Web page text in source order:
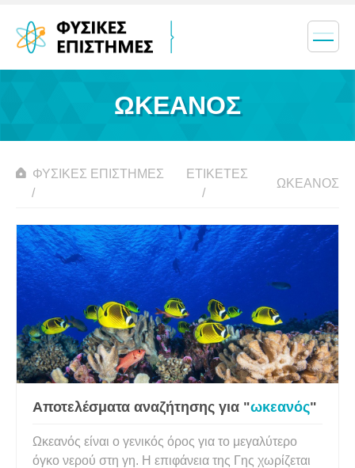
ΩΚΕΑΝΌΣ
ΦΥΣΙΚΈΣ ΕΠΙΣΤΉΜΕΣ ΕΤΙΚΈΤΕΣ
ΩΚΕΑΝΌΣ
Αποτελέσματα αναζήτησης για "ωκεανός"
Ωκεανός είναι ο γενικός όρος για το μεγαλύτερο
όγκο νερού στη γη. Η επιφάνεια της Γης χωρίζεται